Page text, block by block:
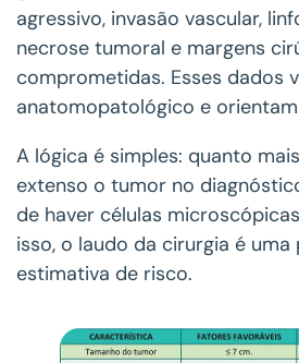
agressivo, invasão vascular,
necrose tumoral e margens
comprometidas. Esses dados
anatomopatológico e
A lógica é simples: quanto
extenso o tumor no
de haver células
isso, o laudo da cirurgia é
estimativa de risco.